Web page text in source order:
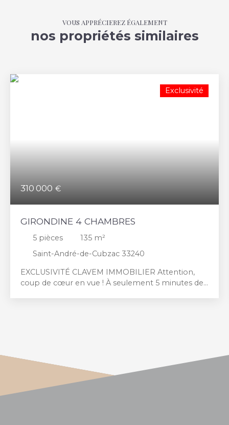
VOUS APPRÉCIEREZ ÉGALEMENT
nos propriétés similaires
310 000 €
Exclusivité
GIRONDINE 4 CHAMBRES
5 pièces 135 m²
Saint-André-de-Cubzac 33240
EXCLUSIVITÉ CLAVEM IMMOBILIER Attention,
coup de cœur en vue ! À seulement 5 minutes de
girondine aux volumes généreux offre un cadre de
vie agréable, convivial et chaleureux. Le rez-de-
chaussée se compose d'une entrée avec WC
desservant un vaste salon lumineux avec insert